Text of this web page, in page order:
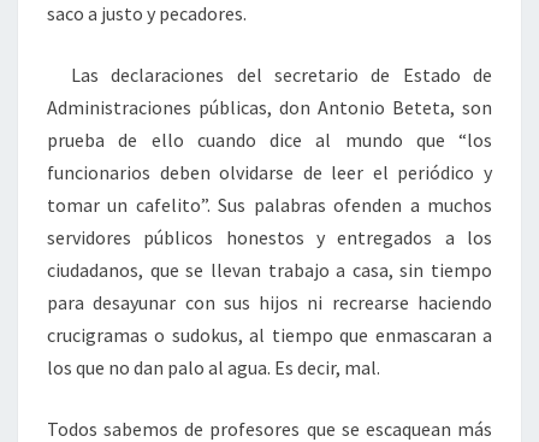
saco a justo y pecadores.
Las declaraciones del secretario de Estado de
Administraciones públicas, don Antonio Beteta, son
prueba de ello cuando dice al mundo que “los
funcionarios deben olvidarse de leer el periódico y
tomar un cafelito”. Sus palabras ofenden a muchos
servidores públicos honestos y entregados a los
ciudadanos, que se llevan trabajo a casa, sin tiempo
para desayunar con sus hijos ni recrearse haciendo
crucigramas o sudokus, al tiempo que enmascaran a
los que no dan palo al agua. Es decir, mal.
Todos sabemos de profesores que se escaquean más